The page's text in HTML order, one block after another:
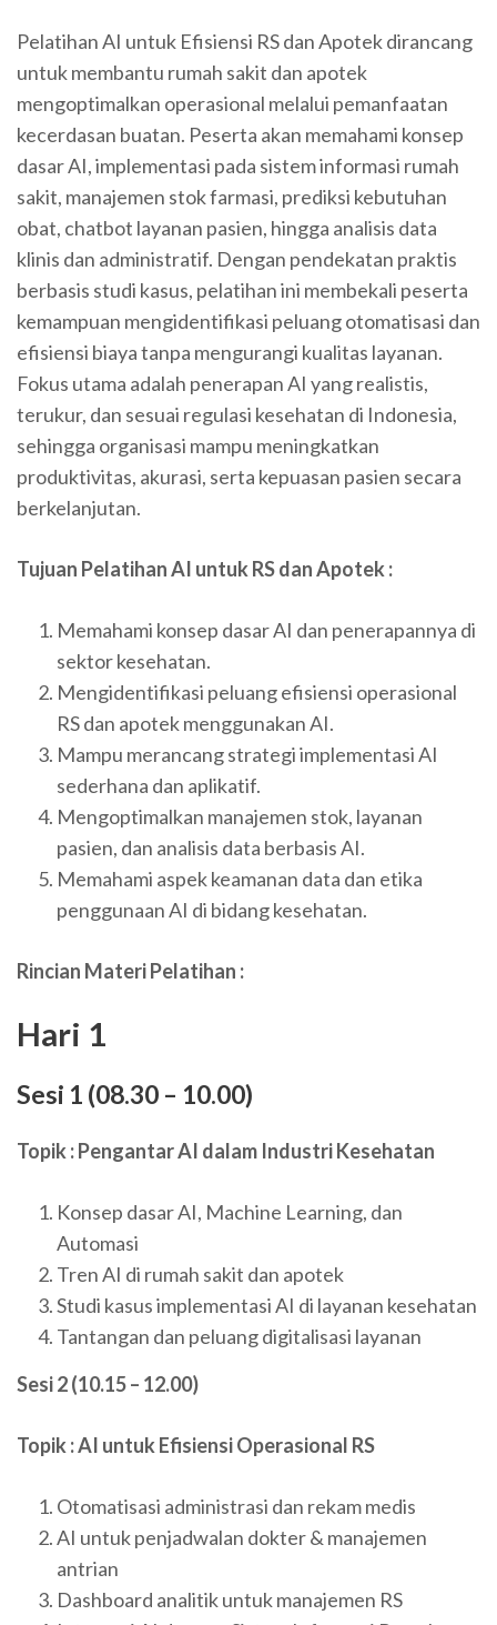
Pelatihan AI untuk Efisiensi RS dan Apotek dirancang
untuk membantu rumah sakit dan apotek
mengoptimalkan operasional melalui pemanfaatan
kecerdasan buatan. Peserta akan memahami konsep
dasar AI, implementasi pada sistem informasi rumah
sakit, manajemen stok farmasi, prediksi kebutuhan
obat, chatbot layanan pasien, hingga analisis data
klinis dan administratif. Dengan pendekatan praktis
berbasis studi kasus, pelatihan ini membekali peserta
kemampuan mengidentifikasi peluang otomatisasi dan
efisiensi biaya tanpa mengurangi kualitas layanan.
Fokus utama adalah penerapan AI yang realistis,
terukur, dan sesuai regulasi kesehatan di Indonesia,
sehingga organisasi mampu meningkatkan
produktivitas, akurasi, serta kepuasan pasien secara
berkelanjutan.
Tujuan PelatihanAI untuk RS dan Apotek :
Memahami konsep dasar AI dan penerapannya di
sektor kesehatan.
Mengidentifikasi peluang efisiensi operasional
RS dan apotek menggunakan AI.
Mampu merancang strategi implementasi AI
sederhana dan aplikatif.
Mengoptimalkan manajemen stok, layanan
pasien, dan analisis data berbasis AI.
Memahami aspek keamanan data dan etika
penggunaan AI di bidang kesehatan.
Rincian Materi Pelatihan :
Hari 1
Sesi 1 (08.30 – 10.00)
Topik : Pengantar AI dalam Industri Kesehatan
Konsep dasar AI, Machine Learning, dan
Automasi
Tren AI di rumah sakit dan apotek
Studi kasus implementasi AI di layanan kesehatan
Tantangan dan peluang digitalisasi layanan
Sesi 2 (10.15 – 12.00)
Topik : AI untuk Efisiensi Operasional RS
Otomatisasi administrasi dan rekam medis
AI untuk penjadwalan dokter & manajemen
antrian
Dashboard analitik untuk manajemen RS